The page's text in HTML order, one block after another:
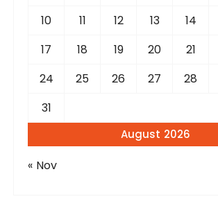
August 2026
10
11 12 13 14
17
18 19 20 21
24
25 26 27 28
31
« Nov